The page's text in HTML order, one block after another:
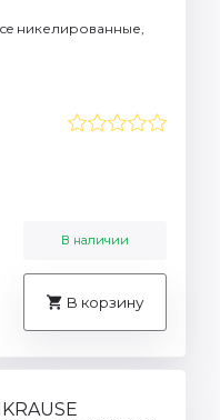
никелированные,
В наличии
В корзину